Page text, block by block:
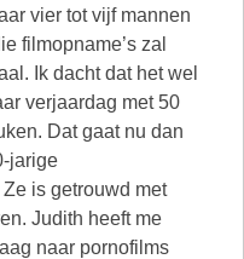
vier tot vijf mannen
filmopname’s zal
Ik dacht dat het wel
verjaardag met 50
Dat gaat nu dan
jarige
is getrouwd met
Judith heeft me
naar pornofilms